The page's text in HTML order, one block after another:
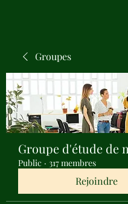
Groupes
Groupe d'étude de
Public · 317 membres
Rejoindre